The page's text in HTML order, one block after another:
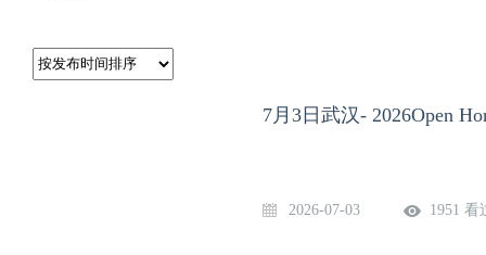
7月3日武汉- 2026Open
2026-07-03 1951 看